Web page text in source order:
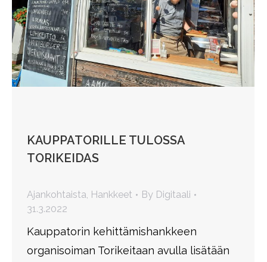
KAUPPATORILLE TULOSSA
TORIKEIDAS
Ajankohtaista Hankkeet By Digitaali
31.3.2022
Kauppatorin kehittämishankkeen
organisoiman Torikeitaan avulla lisätään